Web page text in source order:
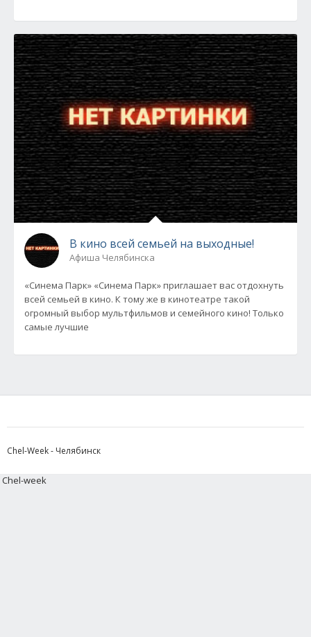
В кино всей семьей на выходные!
Афиша Челябинска
«Синема Парк» «Синема Парк» приглашает вас отдохнуть
всей семьей в кино. К тому же в кинотеатре такой
огромный выбор мультфильмов и семейного кино! Только
самые лучшие
Chel-Week - Челябинск
Chel-week